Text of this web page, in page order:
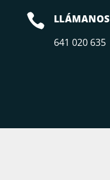

LLÁMANOS
641 020 635